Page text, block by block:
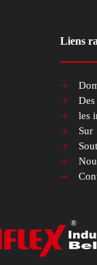
Liens
les
Sur